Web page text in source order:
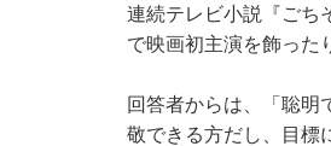
連続テレビ小説『ごち
で映画初主演を飾った
回答者からは、「聡明
敬できる方だし、目標